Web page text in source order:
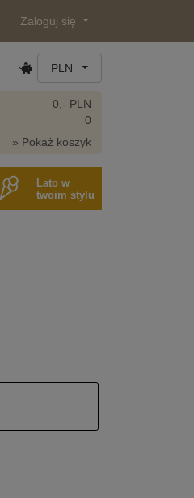
Zaloguj się
PLN
0,- PLN
0
» Pokaż koszyk
Lato w
twoim stylu